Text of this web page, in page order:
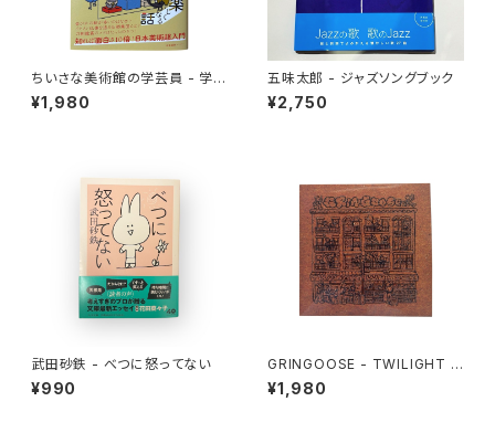
ちいさな美術館の学芸員 - 学芸
員が教える日本美術が楽しくな
る話
¥1,980
五味太郎 - ジャズソングブック
¥2,750
武田砂鉄 - べつに怒ってない
¥990
GRINGOOSE - TWILIGHT W
ANDER
¥1,980